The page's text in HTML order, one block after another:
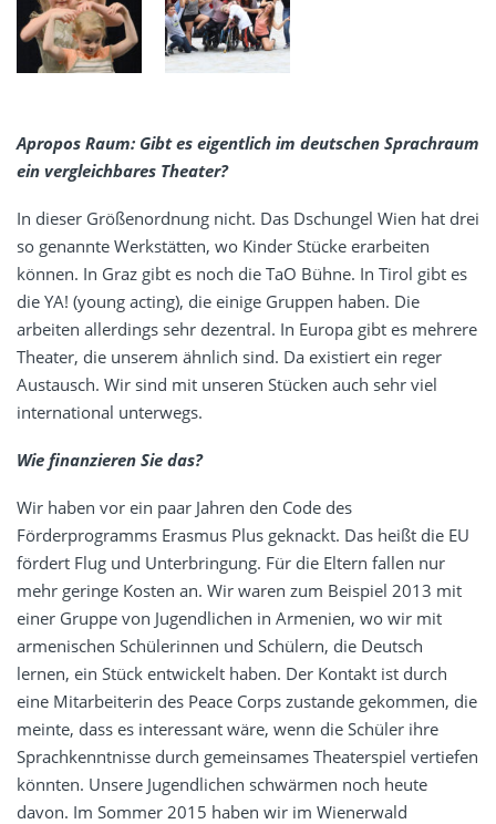
Apropos Raum: Gibt es eigentlich im deutschen Sprachraum
ein vergleichbares Theater?
In dieser Größenordnung nicht. Das Dschungel Wien hat drei
so genannte Werkstätten, wo Kinder Stücke erarbeiten
können. In Graz gibt es noch die TaO Bühne. In Tirol gibt es
die YA! (young acting), die einige Gruppen haben. Die
arbeiten allerdings sehr dezentral. In Europa gibt es mehrere
Theater, die unserem ähnlich sind. Da existiert ein reger
Austausch. Wir sind mit unseren Stücken auch sehr viel
international unterwegs.
Wie finanzieren Sie das?
Wir haben vor ein paar Jahren den Code des
Förderprogramms Erasmus Plus geknackt. Das heißt die EU
fördert Flug und Unterbringung. Für die Eltern fallen nur
mehr geringe Kosten an. Wir waren zum Beispiel 2013 mit
einer Gruppe von Jugendlichen in Armenien, wo wir mit
armenischen Schülerinnen und Schülern, die Deutsch
lernen, ein Stück entwickelt haben. Der Kontakt ist durch
eine Mitarbeiterin des Peace Corps zustande gekommen, die
meinte, dass es interessant wäre, wenn die Schüler ihre
Sprachkenntnisse durch gemeinsames Theaterspiel vertiefen
könnten. Unsere Jugendlichen schwärmen noch heute
davon. Im Sommer 2015 haben wir im Wienerwald